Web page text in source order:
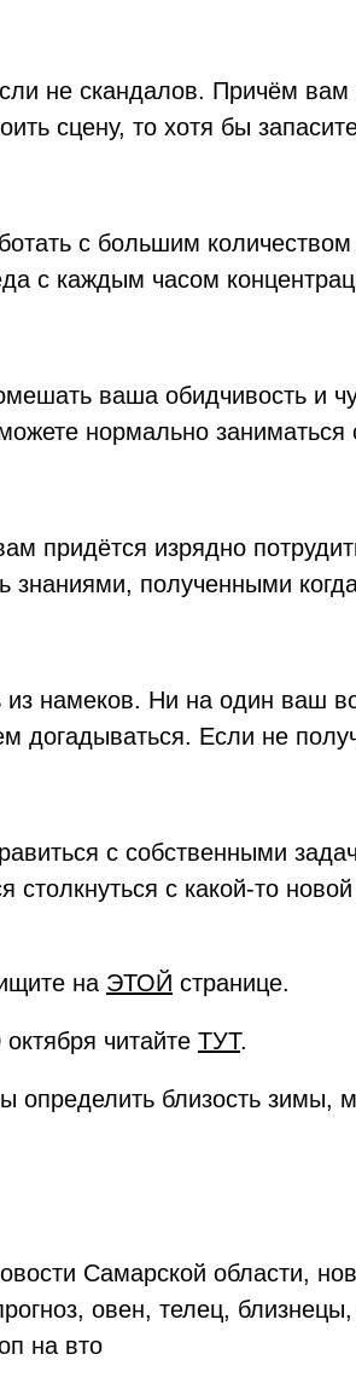
не скандалов. Причём
сцену, то хотя бы
с большим
с каждым часом
ваша обидчивость и
нормально
придётся изрядно
знаниями, полученными
из намеков. Ни на один ваш
догадываться. Если не
с собственными
столкнуться с какой-то
на ЭТОЙ странице.
читайте ТУТ.
определить близость зимы,
Самарской области,
овен, телец,
на вто